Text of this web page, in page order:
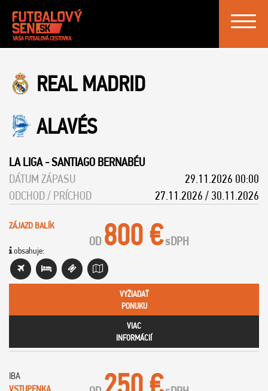
Toggle
REAL MADRID
ALAVÉS
LA LIGA-SANTIAGO BERNABÉU
DÁTUM ZÁPASU
29.11.2026 00:00
ODCHOD / PRÍCHOD
27.11.2026 / 30.11.2026
ZÁJAZD BALÍK
obsahuje:
OD 800 €sDPH
VYŽIADAŤ
PONUKU
VIAC
INFORMÁCIÍ
IBA